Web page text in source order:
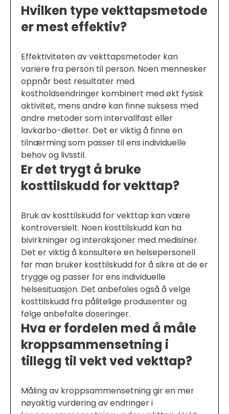
Hvilken type vekttapsmetode
er mest effektiv?
Effektiviteten av vekttapsmetoder kan
variere fra person til person. Noen mennesker
oppnår best resultater med
kostholdsendringer kombinert med økt fysisk
aktivitet, mens andre kan finne suksess med
andre metoder som intervallfast eller
lavkarbo-dietter. Det er viktig å finne en
tilnærming som passer til ens individuelle
behov og livsstil.
Er det trygt å bruke
kosttilskudd for vekttap?
Bruk av kosttilskudd for vekttap kan være
kontroversielt. Noen kosttilskudd kan ha
bivirkninger og interaksjoner med medisiner.
Det er viktig å konsultere en helsepersonell
før man bruker kosttilskudd for å sikre at de er
trygge og passer for ens individuelle
helsesituasjon. Det anbefales også å velge
kosttilskudd fra pålitelige produsenter og
følge anbefalte doseringer.
Hva er fordelen med å måle
kroppsammensetning i
tillegg til vekt ved vekttap?
Måling av kroppsammensetning gir en mer
nøyaktig vurdering av endringer i